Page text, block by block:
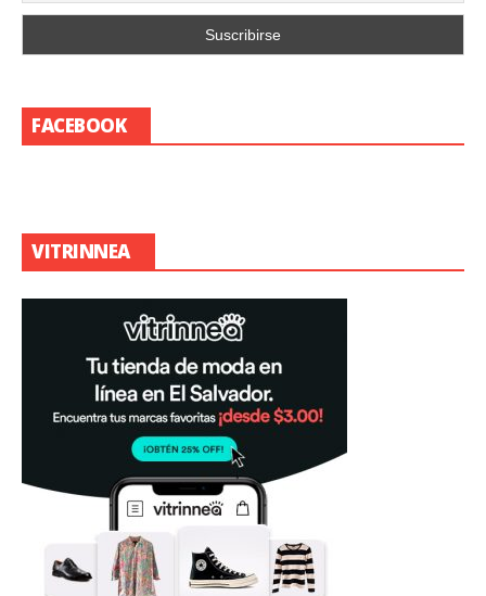
FACEBOOK
VITRINNEA